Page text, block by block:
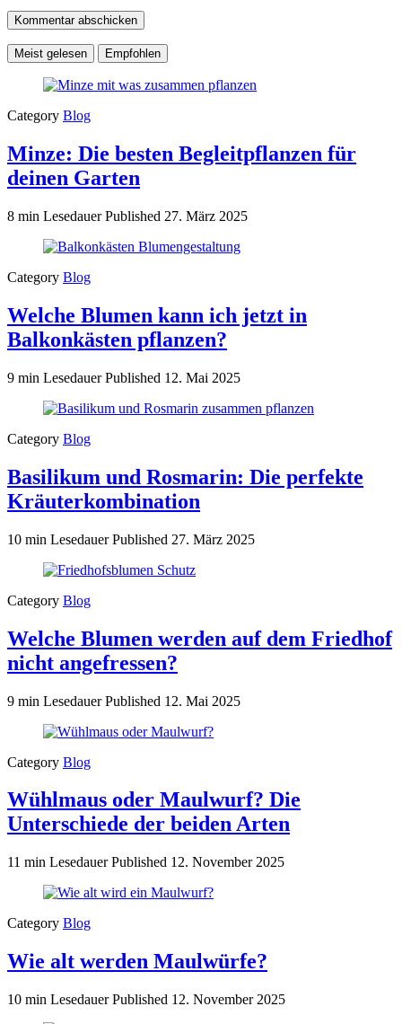
Meist gelesen Empfohlen
Category Blog
Minze: Die besten Begleitpflanzen für
deinen Garten
8 min LesedauerPublished 27. März 2025
Category Blog
Welche Blumen kann ich jetzt in
Balkonkästen pflanzen?
9 min LesedauerPublished 12. Mai 2025
Category Blog
Basilikum und Rosmarin: Die perfekte
Kräuterkombination
10 min LesedauerPublished 27. März 2025
Category Blog
Welche Blumen werden auf dem Friedhof
nicht angefressen?
9 min LesedauerPublished 12. Mai 2025
Category Blog
Wühlmaus oder Maulwurf? Die
Unterschiede der beiden Arten
11 min LesedauerPublished 12. November 2025
Category Blog
Wie alt werden Maulwürfe?
10 min LesedauerPublished 12. November 2025